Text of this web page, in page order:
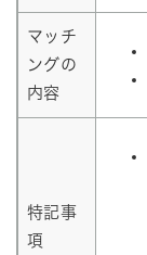
マッチ
ングの
内容
特記事
項